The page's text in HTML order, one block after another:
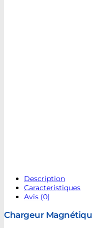
Description
Caracteristiques
Avis (0)
Chargeur